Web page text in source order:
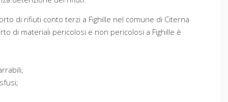
di rifiuti conto terzi a Fighille nel comune di Citerna
di materiali pericolosi e non pericolosi a Fighille è